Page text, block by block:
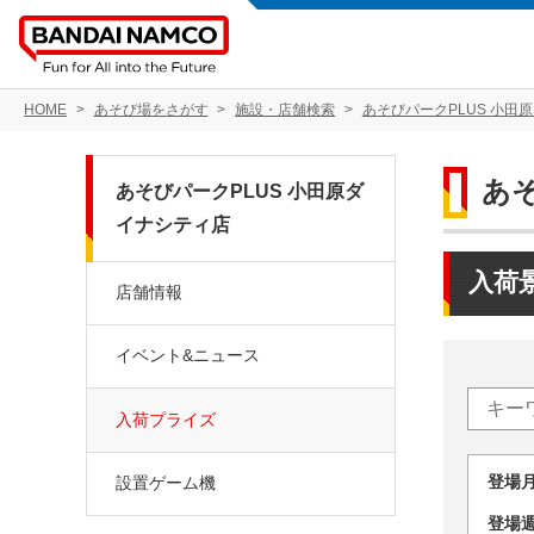
HOME あそび場をさがす 施設・店舗検索 あそびパークPLUS 小田
あ
入荷
登
登
あそびパークPLUS 小田原ダ
イナシティ店
店舗情報
イベント&ニュース
入荷プライズ
設置ゲーム機